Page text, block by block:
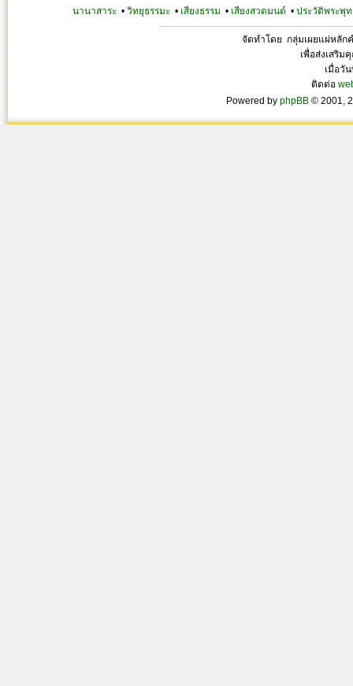
นานาสาระ• วิทยุธรรมะ• เสียงธรรม • เสียงสวดมนต์ • ประวัติพระพุท
จัดทำโดย กลุ่มเผยแผ่หลัก
เพื่อส่งเสริม
เมื่อวั
ติดต่อ
Powered by phpBB © 2001,